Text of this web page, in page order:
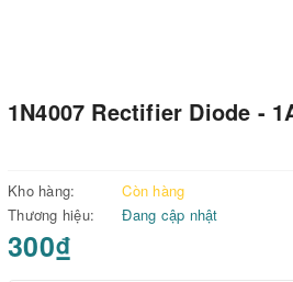
1N4007 Rectifier Diode -
Kho hàng:
Còn hàng
Thương hiệu:
Đang cập nhật
300₫